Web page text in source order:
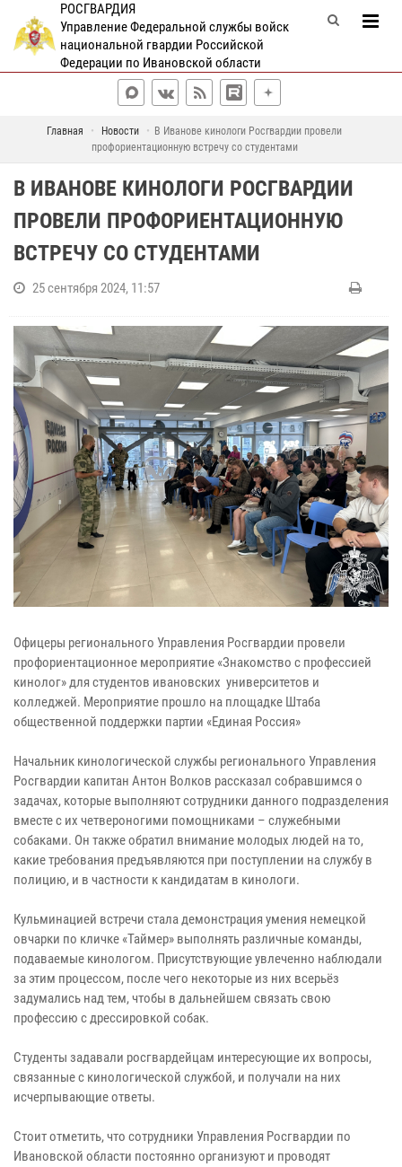
РОСГВАРДИЯ
Управление Федеральной службы войск
национальной гвардии Российской
Федерации по Ивановской области
Главная Новости
В Иванове кинологи Росгвардии провели
профориентационную встречу со студентами
В ИВАНОВЕ КИНОЛОГИ РОСГВАРДИИ
ПРОВЕЛИ ПРОФОРИЕНТАЦИОННУЮ
ВСТРЕЧУ СО СТУДЕНТАМИ
25 сентября 2024, 11:57
Офицеры регионального Управления Росгвардии провели
профориентационное мероприятие «Знакомство с профессией
кинолог» для студентов ивановских университетов и
колледжей. Мероприятие прошло на площадке Штаба
общественной поддержки партии «Единая Россия»
Начальник кинологической службы регионального Управления
Росгвардии капитан Антон Волков рассказал собравшимся о
задачах, которые выполняют сотрудники данного подразделения
вместе с их четвероногими помощниками – служебными
собаками. Он также обратил внимание молодых людей на то,
какие требования предъявляются при поступлении на службу в
полицию, и в частности к кандидатам в кинологи.
Кульминацией встречи стала демонстрация умения немецкой
овчарки по кличке «Таймер» выполнять различные команды,
подаваемые кинологом. Присутствующие увлеченно наблюдали
за этим процессом, после чего некоторые из них всерьёз
задумались над тем, чтобы в дальнейшем связать свою
профессию с дрессировкой собак.
Студенты задавали росгвардейцам интересующие их вопросы,
связанные с кинологической службой, и получали на них
исчерпывающие ответы.
Стоит отметить, что сотрудники Управления Росгвардии по
Ивановской области постоянно организуют и проводят